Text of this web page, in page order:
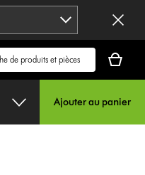
panier
est
Ajouter au panier